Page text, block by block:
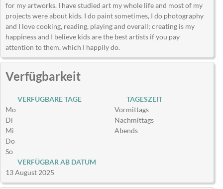
for my artworks. I have studied art my whole life and most of my
projects were about kids. I do paint sometimes, I do photography
and I love cooking, reading, playing and overall; creating is my
happiness and I believe kids are the best artists if you pay
attention to them, which I happily do.
Verfügbarkeit
VERFÜGBARE TAGE
Mo
Di
Mi
Do
So
TAGESZEIT
Vormittags
Nachmittags
Abends
VERFÜGBAR AB DATUM
13 August 2025